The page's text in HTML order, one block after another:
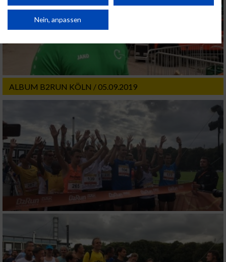
ALBUM B2RUN KÖLN / 05.09.2019
von Inhalten.
Daten können außerhalb der Europäischen Union weitergegeben und in die
Website/App.
Partnerliste anzeigen (1 IAB-Anbieter)
Wir nutzen Ihre Daten für folgende Zwecke:
IAB-Verarbeitungszwecke:
Speichern von oder Zugriff auf Informationen
auf einem Endgerät
Verwendung reduzierter Daten zur Auswahl
von Werbeanzeigen
Erstellung von Profilen für personalisierte
Verwendung von Profilen zur Auswahl
personalisierter Werbung
Erstellung von Profilen zur Personalisierung
von Inhalten
Nein, anpassen